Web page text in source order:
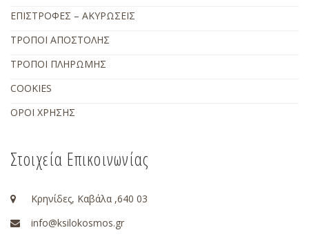
ΕΠΙΣΤΡΟΦΕΣ – ΑΚΥΡΩΣΕΙΣ
ΤΡΟΠΟΙ ΑΠΟΣΤΟΛΗΣ
ΤΡΟΠΟΙ ΠΛΗΡΩΜΗΣ
COOKIES
ΟΡΟΙ ΧΡΗΣΗΣ
Στοιχεία Επικοινωνίας
Κρηνίδες, Καβάλα ,640 03
info@ksilokosmos.gr